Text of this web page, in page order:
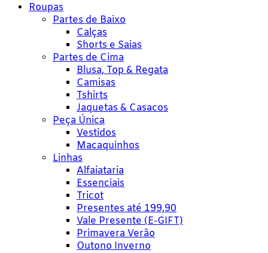
Roupas
Partes de Baixo
Calças
Shorts e Saias
Partes de Cima
Blusa, Top & Regata
Camisas
Tshirts
Jaquetas & Casacos
Peça Única
Vestidos
Macaquinhos
Linhas
Alfaiataria
Essenciais
Tricot
Presentes até 199,90
Vale Presente (E-GIFT)
Primavera Verão
Outono Inverno